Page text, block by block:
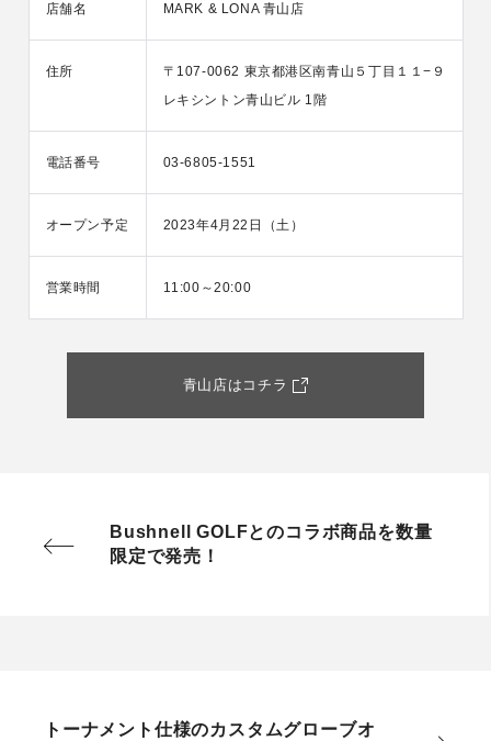
店舗名 MARK & LONA 青山店
住所
〒107-0062 東京都港区南青山５丁目１１−９
レキシントン青山ビル 1階
電話番号 03-6805-1551
オープン予定 2023年4月22日（土）
営業時間 11:00～20:00
青山店はコチラ
Bushnell GOLFとのコラボ商品を数量
限定で発売！
トーナメント仕様のカスタムグローブオ